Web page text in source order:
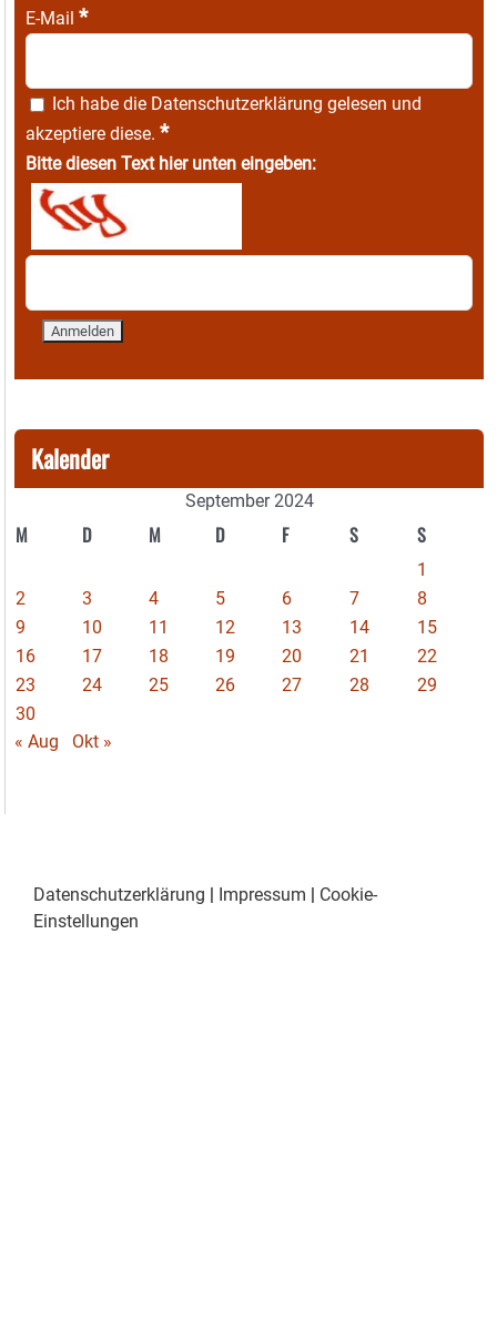
E-Mail *
Ich habe die Datenschutzerklärung gelesen und
akzeptiere diese. *
Bitte diesen Text hier unten eingeben:
Kalender
September 2024
M D M D F S S
1
2
3 4 5 6 7
8
9
10 11 12 13 14
15
16
17 18 19 20 21
22
23
24 25 26 27 28
29
30
« Aug
Okt »
Datenschutzerklärung | Impressum | Cookie-
Einstellungen